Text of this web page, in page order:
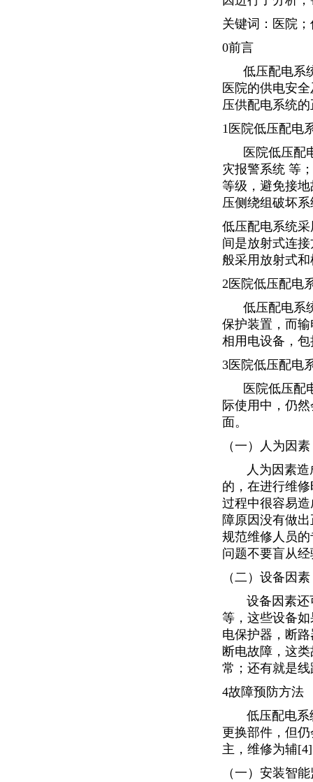
关键词 ：医院
0前言
低压配电系统
医院的供电安
压供配电系统
1医院低压配电
医院低压配电
灾报警系统 等
等级，避免接
压侧绕组破坏
低压配电系统
间是放射式连
般采用放射式
2医院低压配电
低压配电系统
保护装置，而
相用电设备，
3医院低压配电
医院低压配电
际使用中，仍
面。
（一）人为因素
人为因素造成
的，在进行维
过程中很容易
障原因没有做
规范维修人员
问题不要盲从
（二）设备因素
设备因素还可
等，这些设备
电保护器，断
断电故障，这
常；还有就是
4故障预防方法
低压配电系
更换部件，但
主，维修为辅
（一）安装智